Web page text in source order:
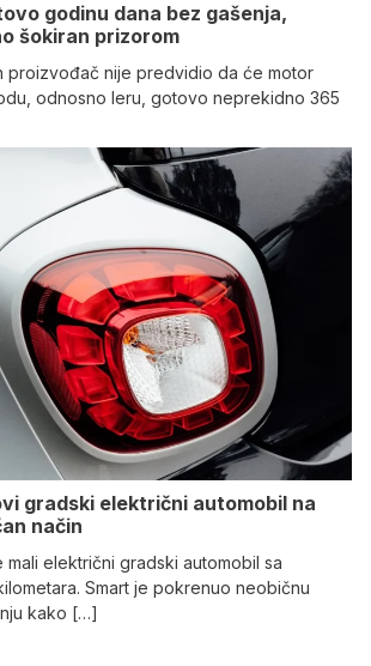
godinu dana bez gašenja,
šokiran prizorom
proizvođač nije predvidio da će motor
odnosno leru, gotovo neprekidno 365
gradski električni automobil na
način
mali električni gradski automobil sa
Smart je pokrenuo neobičnu
kako […]